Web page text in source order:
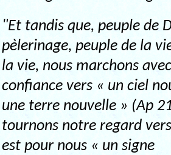
"Et tandis que, peuple de
pèlerinage, peuple de la
la vie, nous marchons avec
confiance vers « un ciel
une terre nouvelle » (Ap
tournons notre regard
est pour nous « un signe